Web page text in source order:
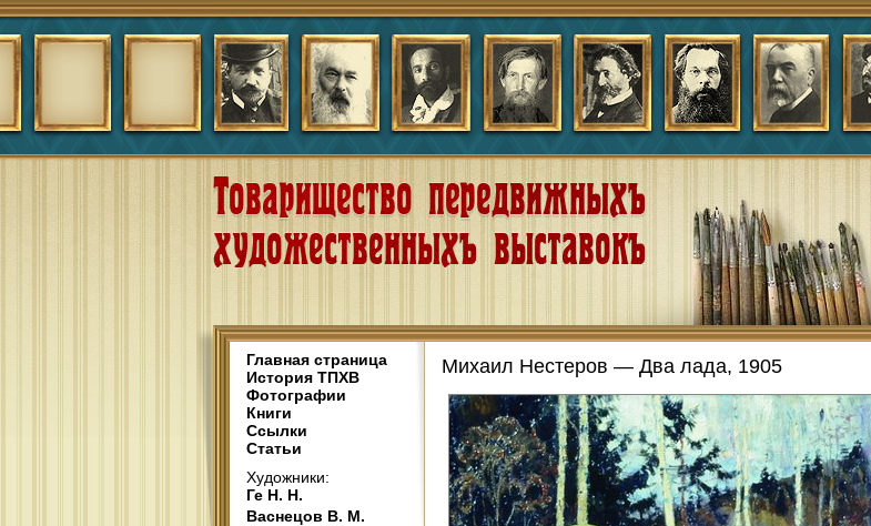
Главная страница
История ТПХВ
Фотографии
Книги
Ссылки
Статьи
Художники:
Ге Н. Н.
Васнецов В. М.
Михаил Нестеров — Два лада, 1905